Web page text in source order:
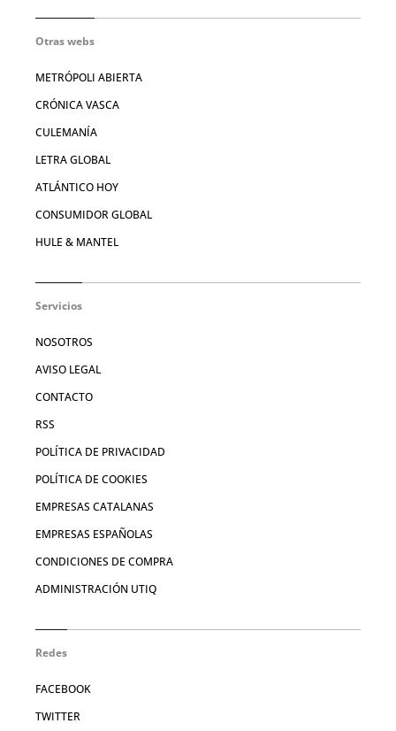
Otras webs
METRÓPOLI ABIERTA
CRÓNICA VASCA
CULEMANÍA
LETRA GLOBAL
ATLÁNTICO HOY
CONSUMIDOR GLOBAL
HULE & MANTEL
Servicios
NOSOTROS
AVISO LEGAL
CONTACTO
RSS
POLÍTICA DE PRIVACIDAD
POLÍTICA DE COOKIES
EMPRESAS CATALANAS
EMPRESAS ESPAÑOLAS
CONDICIONES DE COMPRA
ADMINISTRACIÓN UTIQ
Redes
FACEBOOK
TWITTER